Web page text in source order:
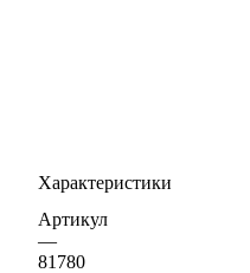
Характеристики
Артикул
—
81780